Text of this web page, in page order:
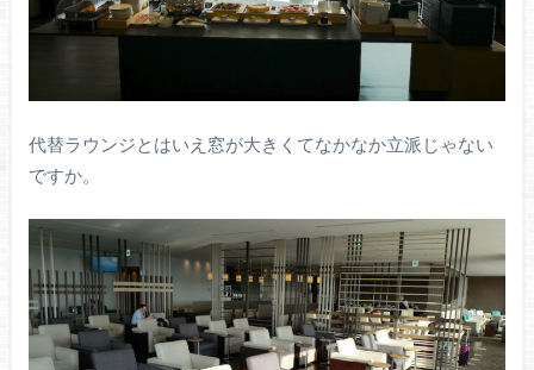
代替ラウンジとはいえ窓が大きくてなかなか立派じゃない
ですか。